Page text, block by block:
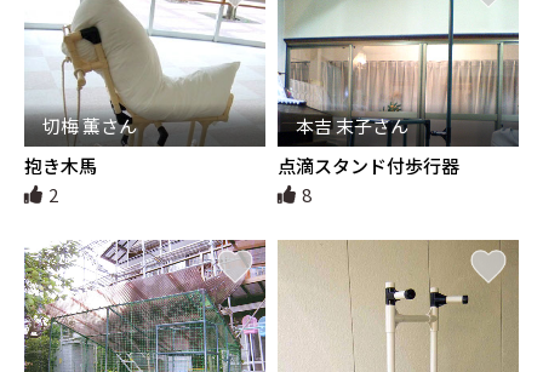
切梅 薫さん
抱き木馬
2
本吉 末子さん
点滴スタンド付歩行器
8